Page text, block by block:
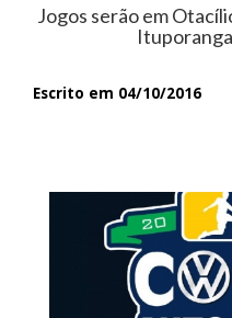
Jogos serão em
Escrito em 04/10/2016